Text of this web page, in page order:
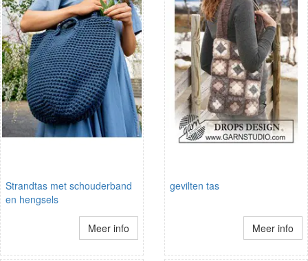
Strandtas met schouderband
en hengsels
Meer info
gevilten tas
Meer info